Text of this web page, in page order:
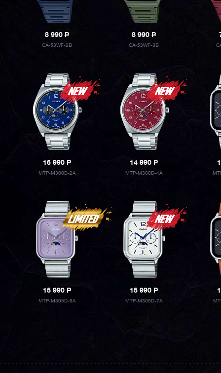
8 990P
CA-53WF-2B
8 990P
CA-53WF-3B
16 990P
MTP-M300D-2A
14 990P
MTP-M300D-4A
15 990P
MTP-M305D-6A
15 990P
MTP-M305D-7A